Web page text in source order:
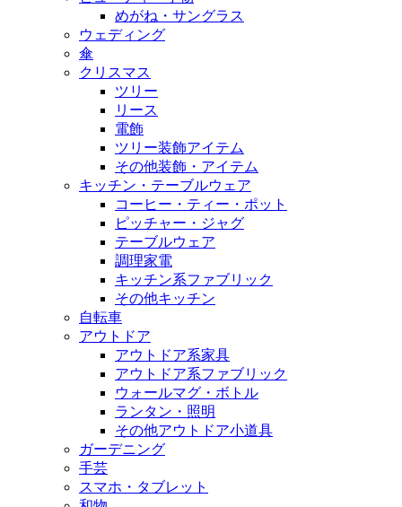
めがね・サングラス
ウェディング
傘
クリスマス
ツリー
リース
電飾
ツリー装飾アイテム
その他装飾・アイテム
キッチン・テーブルウェア
コーヒー・ティー・ポット
ピッチャー・ジャグ
テーブルウェア
調理家電
キッチン系ファブリック
その他キッチン
自転車
アウトドア
アウトドア系家具
アウトドア系ファブリック
ウォールマグ・ボトル
ランタン・照明
その他アウトドア小道具
ガーデニング
手芸
スマホ・タブレット